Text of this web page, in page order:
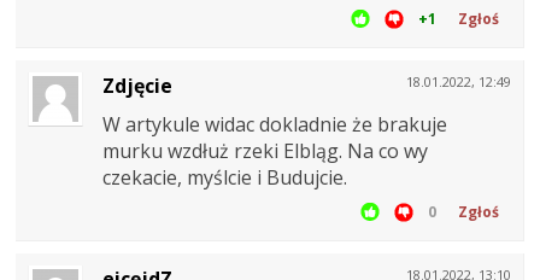
+1 Zgłoś
18.01.2022, 12:49
Zdjęcie
W artykule widac dokladnie że brakuje
murku wzdłuż rzeki Elbląg. Na co wy
czekacie, myślcie i Budujcie.
0 Zgłoś
18.01.2022, 13:10